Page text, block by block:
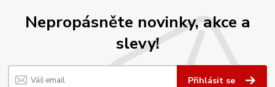
Nepropásněte novinky, akce a
slevy!
Přihlásit se